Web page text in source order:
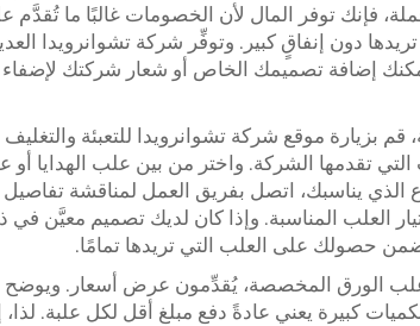
فإنك توفر المال لأن الخصومات غالبًا ما
تريدها دون إنفاقٍ كبير. وتوفِّر شركة تشوانرويدا
إضافة تصميمك الخاص أو شعار شركتك
قم بزيارة موقع شركة تشوانرويدا للتعبئة
التي تقدمها الشركة. واختر من بين علب الهدايا
الذي يناسبك، اتصل بفريق العمل لمناقشة
العلب المناسبة. وإذا كان لديك تصميم معيَّن
حصولك على العلب التي تريدها تمامًا.
الورق المخصصة، يُقدِّمون عرض أسعار. ويوضح
كبيرة يعني عادةً دفع مبلغ أقل لكل علبة.